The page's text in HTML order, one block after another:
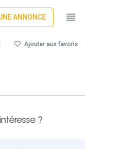
ANNONCE
Ajouter aux favoris
?